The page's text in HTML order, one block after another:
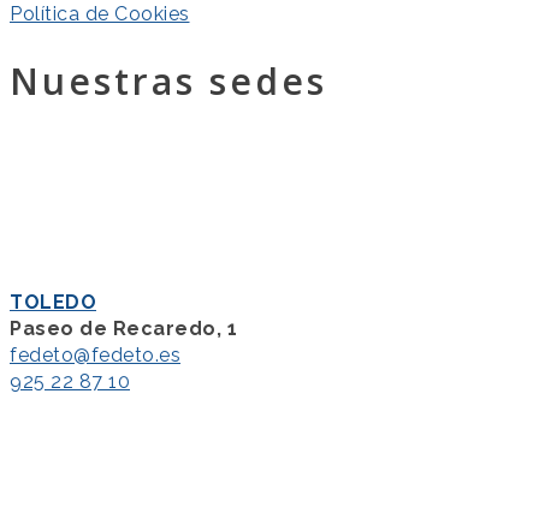
Política de Cookies
Nuestras sedes
TOLEDO
Paseo de Recaredo, 1
fedeto@fedeto.es
925 22 87 10